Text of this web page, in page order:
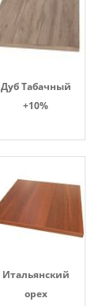
Дуб Табачный
+10%
Итальянский
орех